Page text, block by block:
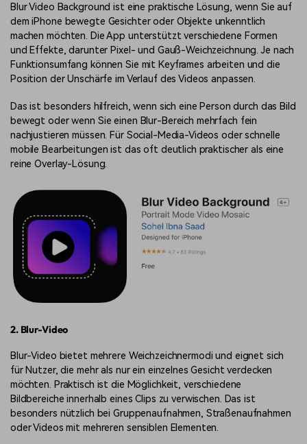
Blur Video Background ist eine praktische Lösung, wenn Sie auf
dem iPhone bewegte Gesichter oder Objekte unkenntlich
machen möchten. Die App unterstützt verschiedene Formen
und Effekte, darunter Pixel- und Gauß-Weichzeichnung. Je nach
Funktionsumfang können Sie mit Keyframes arbeiten und die
Position der Unschärfe im Verlauf des Videos anpassen.
Das ist besonders hilfreich, wenn sich eine Person durch das Bild
bewegt oder wenn Sie einen Blur-Bereich mehrfach fein
nachjustieren müssen. Für Social-Media-Videos oder schnelle
mobile Bearbeitungen ist das oft deutlich praktischer als eine
reine Overlay-Lösung.
2. Blur-Video
Blur-Video bietet mehrere Weichzeichnermodi und eignet sich
für Nutzer, die mehr als nur ein einzelnes Gesicht verdecken
möchten. Praktisch ist die Möglichkeit, verschiedene
Bildbereiche innerhalb eines Clips zu verwischen. Das ist
besonders nützlich bei Gruppenaufnahmen, Straßenaufnahmen
oder Videos mit mehreren sensiblen Elementen.